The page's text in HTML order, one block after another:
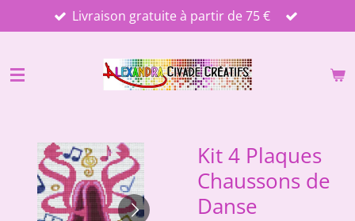
au
principal
Livraison gratuite à partir de 75 €
Kit 4 Plaques
Chaussons de
Danse